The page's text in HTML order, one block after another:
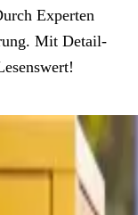
Experten
Mit Detail-